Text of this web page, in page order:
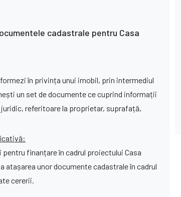
cadastrale pentru Casa
în privința unui imobil, prin intermediul
un set de documente ce cuprind informații
referitoare la proprietar, suprafață,
finanțare în cadrul proiectului Casa
atașarea unor documente cadastrale în cadrul
cererii.